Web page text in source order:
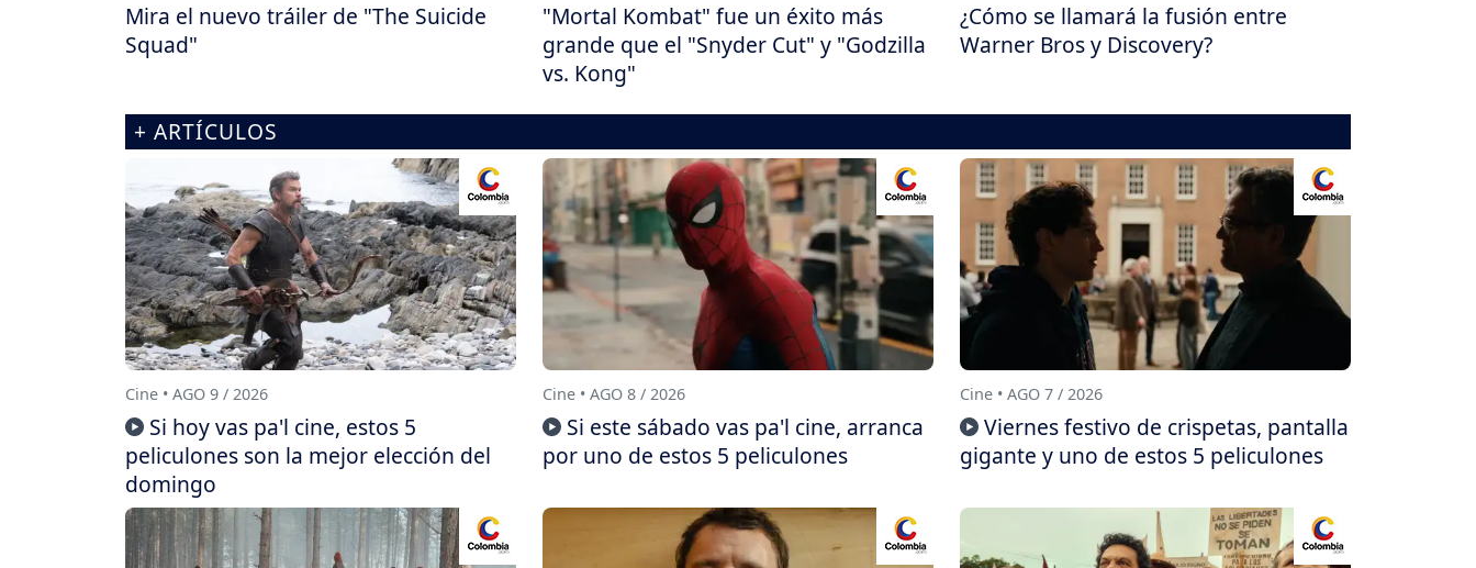
Mira el nuevo tráiler de "The Suicide
Squad"
"Mortal Kombat" fue un éxito más
grande que el "Snyder Cut" y "Godzilla
vs. Kong"
¿Cómo se llamará la fusión entre
Warner Bros y Discovery?
+ ARTÍCULOS
Cine • AGO 9 / 2026
Si hoy vas pa'l cine, estos 5
peliculones son la mejor elección del
domingo
Cine • AGO 8 / 2026
Si este sábado vas pa'l cine, arranca
por uno de estos 5 peliculones
Cine • AGO 7 / 2026
Viernes festivo de crispetas, pantalla
gigante y uno de estos 5 peliculones